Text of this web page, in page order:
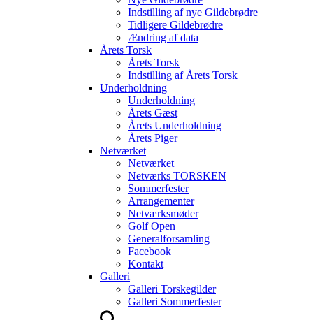
Indstilling af nye Gildebrødre
Tidligere Gildebrødre
Ændring af data
Årets Torsk
Årets Torsk
Indstilling af Årets Torsk
Underholdning
Underholdning
Årets Gæst
Årets Underholdning
Årets Piger
Netværket
Netværket
Netværks TORSKEN
Sommerfester
Arrangementer
Netværksmøder
Golf Open
Generalforsamling
Facebook
Kontakt
Galleri
Galleri Torskegilder
Galleri Sommerfester